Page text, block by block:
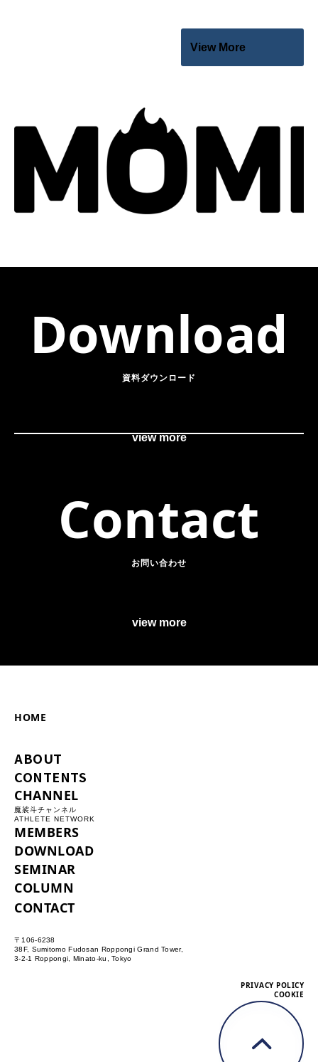
View More
Download
資料ダウンロード
view more
Contact
お問い合わせ
view more
HOME
ABOUT
CONTENTS
CHANNEL
魔裟斗チャンネル
ATHLETE NETWORK
MEMBERS
DOWNLOAD
SEMINAR
COLUMN
CONTACT
〒106-6238
38F, Sumitomo Fudosan Roppongi Grand Tower,
3-2-1 Roppongi, Minato-ku, Tokyo
PRIVACY POLICY
COOKIE